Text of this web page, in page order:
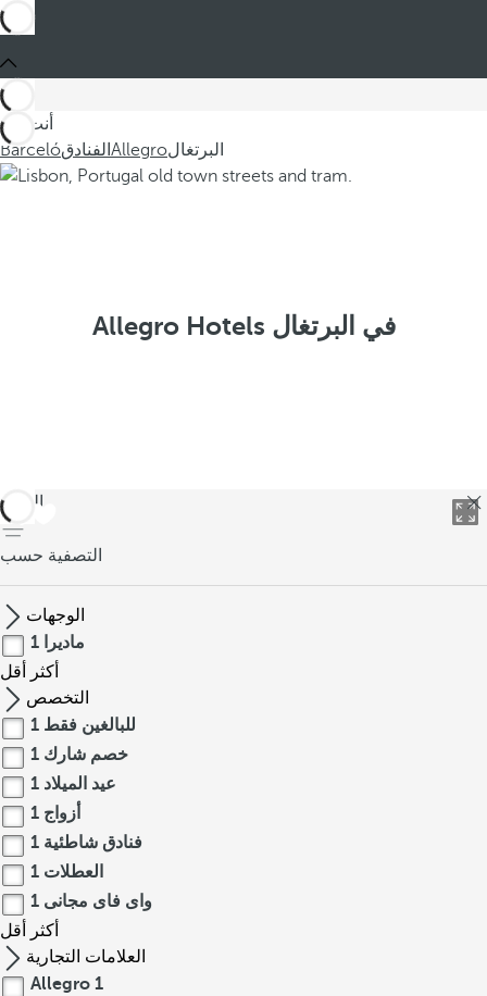
أنت في
Barcelóالفنادق Allegroالبرتغال
Allegro Hotels في البرتغال
العودة
التصفية حسب
الوجهات
ماديرا 1
أكثر
أقل
التخصص
للبالغين فقط 1
خصم شارك 1
عيد الميلاد 1
أزواج 1
فنادق شاطئية 1
العطلات 1
واى فاى مجانى 1
أكثر
أقل
العلامات التجارية
Allegro 1